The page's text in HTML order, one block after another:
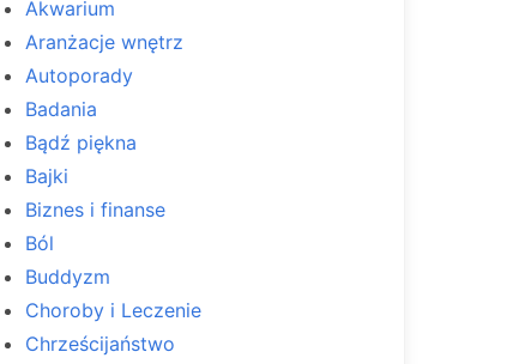
Akwarium
Aranżacje wnętrz
Autoporady
Badania
Bądź piękna
Bajki
Biznes i finanse
Ból
Buddyzm
Choroby i Leczenie
Chrześcijaństwo